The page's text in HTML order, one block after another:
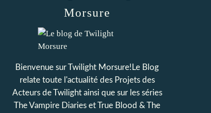
Morsure
Bienvenue sur Twilight Morsure!Le Blog
relate toute l'actualité des Projets des
Acteurs de Twilight ainsi que sur les séries
The Vampire Diaries et True Blood & The